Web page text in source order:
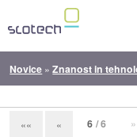
Novice »Znanost in
«« « 6 / 6 »